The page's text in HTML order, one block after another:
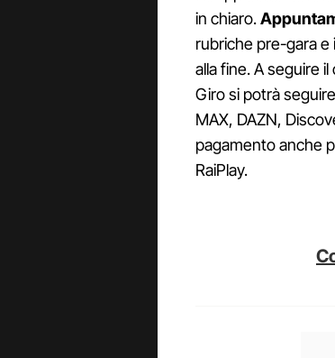
in chiaro.
rubriche pre-gara e
alla fine. A seguire
Giro si potrà
MAX, DAZN,
pagamento anche
RaiPlay.